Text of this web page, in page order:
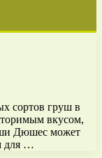
сортов груш в
вкусом,
Дюшес может
для …